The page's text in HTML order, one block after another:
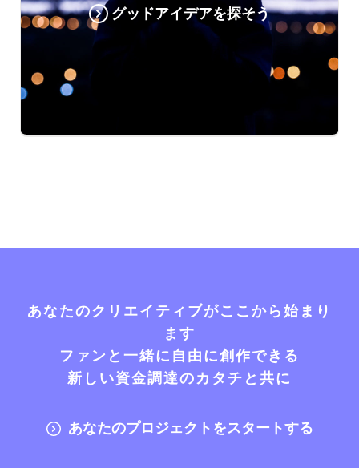
グッドアイデアを探そう
あなたのクリエイティブがここから始まり
ます
ファンと一緒に自由に創作できる
新しい資金調達のカタチと共に
あなたのプロジェクトをスタートする